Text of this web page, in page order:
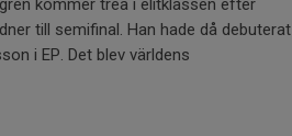
kommer trea i elitklassen efter
till semifinal. Han hade då debuterat
i EP. Det blev världens